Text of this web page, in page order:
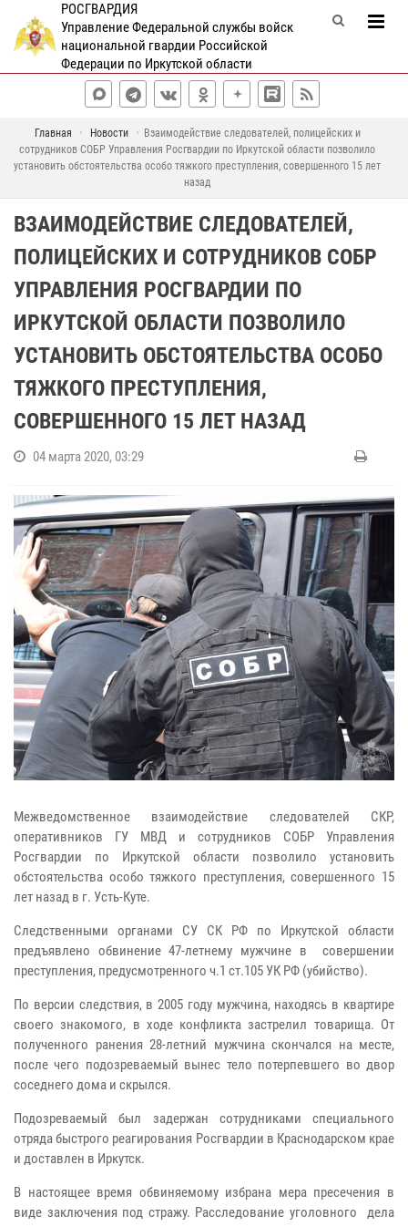
РОСГВАРДИЯ
Управление Федеральной службы войск
национальной гвардии Российской
Федерации по Иркутской области
Главная Новости
Взаимодействие следователей, полицейских и
сотрудников СОБР Управления Росгвардии по Иркутской области позволило
установить обстоятельства особо тяжкого преступления, совершенного 15 лет
назад
ВЗАИМОДЕЙСТВИЕ СЛЕДОВАТЕЛЕЙ,
ПОЛИЦЕЙСКИХ И СОТРУДНИКОВ СОБР
УПРАВЛЕНИЯ РОСГВАРДИИ ПО
ИРКУТСКОЙ ОБЛАСТИ ПОЗВОЛИЛО
УСТАНОВИТЬ ОБСТОЯТЕЛЬСТВА ОСОБО
ТЯЖКОГО ПРЕСТУПЛЕНИЯ,
СОВЕРШЕННОГО 15 ЛЕТ НАЗАД
04 марта 2020, 03:29
Межведомственное взаимодействие следователей СКР,
оперативников ГУ МВД и сотрудников СОБР Управления
Росгвардии по Иркутской области позволило установить
обстоятельства особо тяжкого преступления, совершенного 15
лет назад в г. Усть-Куте.
Следственными органами СУ СК РФ по Иркутской области
предъявлено обвинение 47-летнему мужчине в совершении
преступления, предусмотренного ч.1 ст.105 УК РФ (убийство).
По версии следствия, в 2005 году мужчина, находясь в квартире
своего знакомого, в ходе конфликта застрелил товарища. От
полученного ранения 28-летний мужчина скончался на месте,
после чего подозреваемый вынес тело потерпевшего во двор
соседнего дома и скрылся.
Подозреваемый был задержан сотрудниками специального
отряда быстрого реагирования Росгвардии в Краснодарском крае
и доставлен в Иркутск.
В настоящее время обвиняемому избрана мера пресечения в
виде заключения под стражу. Расследование уголовного дела